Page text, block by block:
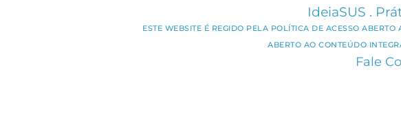
IdeiaSUS .
ESTE WEBSITE É REGIDO PELA POLÍTICA DE ACESSO
ABERTO AO CONTEÚDO
Fale